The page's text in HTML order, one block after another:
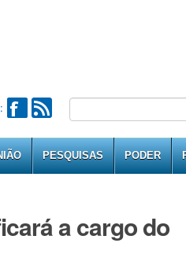
PESQUISAS PODER
a cargo do